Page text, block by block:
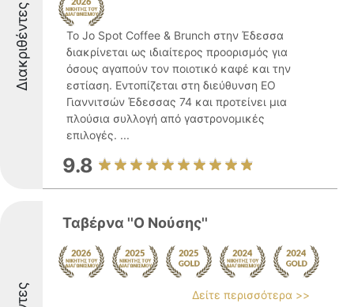
Διακριθέντες
Το Jo Spot Coffee & Brunch στην Έδεσσα
διακρίνεται ως ιδιαίτερος προορισμός για
όσους αγαπούν τον ποιοτικό καφέ και την
εστίαση. Εντοπίζεται στη διεύθυνση ΕΟ
Γιαννιτσών Έδεσσας 74 και προτείνει μια
πλούσια συλλογή από γαστρονομικές
επιλογές. ...
9.8
Ταβέρνα ''Ο Νούσης''
Δείτε περισσότερα >>